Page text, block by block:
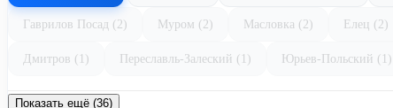
Гаврилов Посад (2) Муром (2) Масловка (2) Елец (2)
Дмитров (1) Переславль-Залеский (1) Юрьев-Польский (1)
Показать ещё (36)